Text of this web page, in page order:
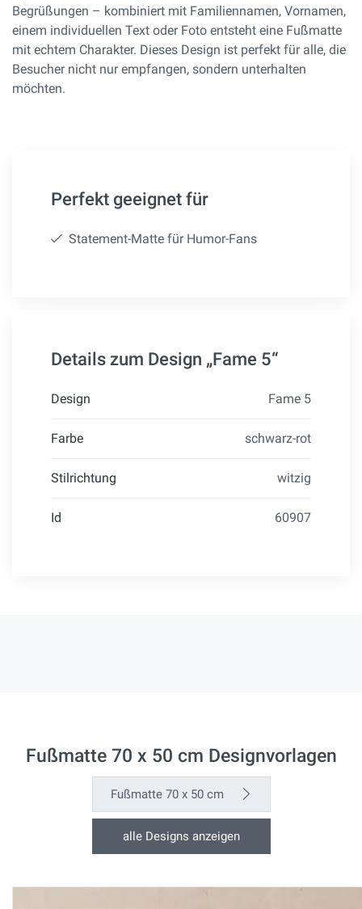
Begrüßungen – kombiniert mit Familiennamen, Vornamen,
einem individuellen Text oder Foto entsteht eine Fußmatte
mit echtem Charakter. Dieses Design ist perfekt für alle, die
Besucher nicht nur empfangen, sondern unterhalten
möchten.
Perfekt geeignet für
Statement-Matte für Humor-Fans
Details zum Design „Fame 5“
Design Fame 5
Farbe schwarz-rot
Stilrichtung witzig
Id 60907
Fußmatte 70 x 50 cm Designvorlagen
Fußmatte 70 x 50 cm
alle Designs anzeigen